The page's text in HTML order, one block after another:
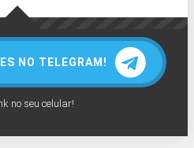
NO TELEGRAM!
no seu celular!